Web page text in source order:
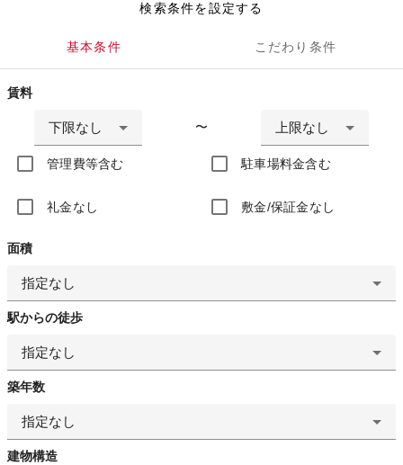
検索条件を設定する
基本条件 こだわり条件
賃料
下限なし 〜 上限なし
管理費等含む 駐車場料金含む
礼金なし 敷金/保証金なし
面積
指定なし
駅からの徒歩
指定なし
築年数
指定なし
建物構造